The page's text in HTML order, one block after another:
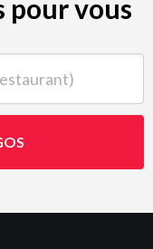
pour vous